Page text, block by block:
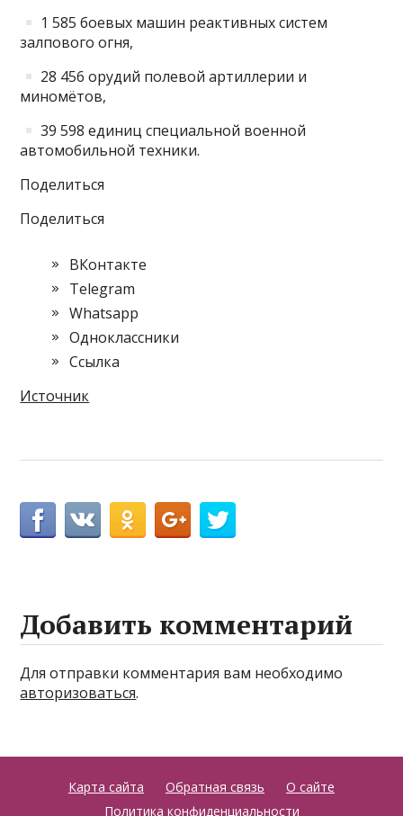
1 585 боевых машин реактивных систем
залпового огня,
28 456 орудий полевой артиллерии и
миномётов,
39 598 единиц специальной военной
автомобильной техники.
Поделиться
Поделиться
ВКонтакте
Telegram
Whatsapp
Одноклассники
Cсылка
Источник
Добавить комментарий
Для отправки комментария вам необходимо
авторизоваться.
Карта сайта Обратная связь
О сайте
Политика конфиденциальности